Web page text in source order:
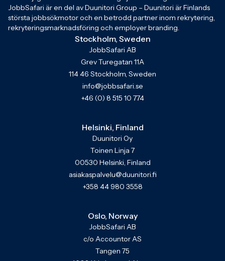
JobbSafari är en del av Duunitori Group – Duunitori är Finlands
största jobbsökmotor och en betrodd partner inom rekrytering,
rekryteringsmarknadsföring och employer branding.
Stockholm, Sweden
JobbSafari AB
Grev Turegatan 11A
114 46 Stockholm, Sweden
info@jobbsafari.se
+46 (0) 8 515 10 774
Helsinki, Finland
Duunitori Oy
Toinen Linja 7
00530 Helsinki, Finland
asiakaspalvelu@duunitori.fi
+358 44 980 3558
Oslo, Norway
JobbSafari AB
c/o Accountor AS
Tangen 75